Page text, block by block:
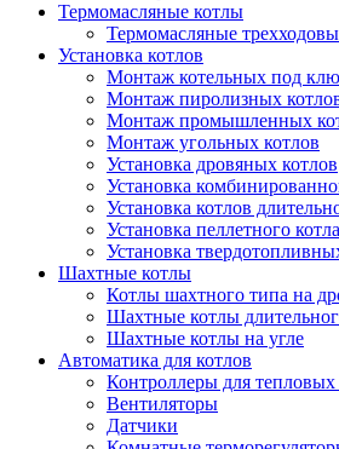
Термомасляные котлы
Термомасляные
Установка котлов
Монтаж котельных под
Монтаж пиролизных
Монтаж промышленных
Монтаж угольных котлов
Установка дровяных котлов
Установка
Установка котлов
Установка пеллетного котла
Установка
Шахтные котлы
Котлы шахтного типа на
Шахтные котлы
Шахтные котлы на угле
Автоматика для котлов
Контроллеры для тепловых
Вентиляторы
Датчики